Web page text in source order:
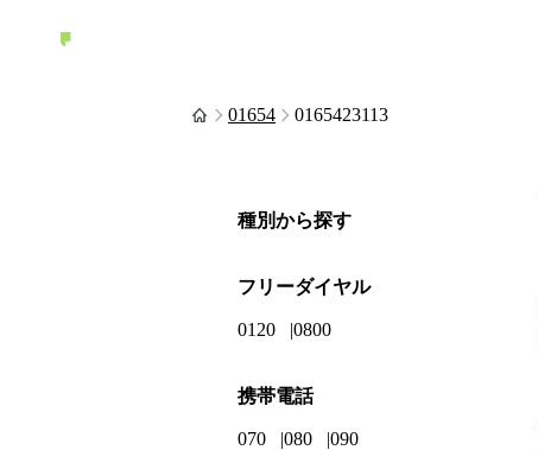
01654 0165423113
種別から探す
フリーダイヤル
0120 0800
携帯電話
070 080 090